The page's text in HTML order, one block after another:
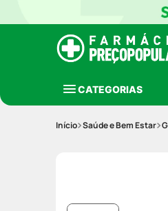
CATEGORIAS
Saúde e Bem Estar